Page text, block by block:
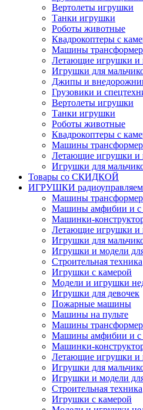
Вертолеты игрушки
Танки игрушки
Роботы животные
Квадрокоптеры с
Машины
Летающие игрушки и
Игрушки для
Джипы и
Грузовики и
Вертолеты игрушки
Танки игрушки
Роботы животные
Квадрокоптеры с
Машины
Летающие игрушки и
Игрушки для
Товары со СКИДКОЙ
ИГРУШКИ
Машины
Машины амфибии и с
Машинки-
Летающие игрушки и
Игрушки для
Игрушки и модели
Строительная техника
Игрушки с камерой
Модели и игрушки
Игрушки для девочек
Пожарные машины
Машины на пульте
Машины
Машины амфибии и с
Машинки-
Летающие игрушки и
Игрушки для
Игрушки и модели
Строительная техника
Игрушки с камерой